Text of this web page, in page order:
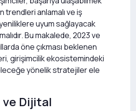
trendleri anlamalı ve iş
uyum sağlayacak
Bu makalede, 2023 ve
öne çıkması beklenen
girişimcilik ekosistemindeki
yönelik stratejiler ele
Dijital